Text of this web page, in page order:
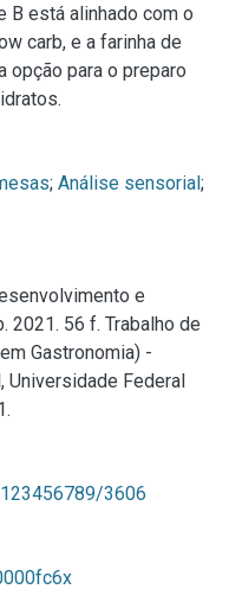
B está alinhado com o
carb, e a farinha de
opção para o preparo
; Análise sensorial;
e
2021. 56 f. Trabalho de
Gastronomia) -
Universidade Federal
3606